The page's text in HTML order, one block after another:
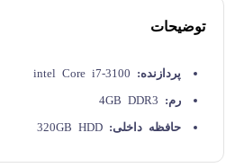
توضیحات
پردازنده:
رم:
حافظه داخلی: